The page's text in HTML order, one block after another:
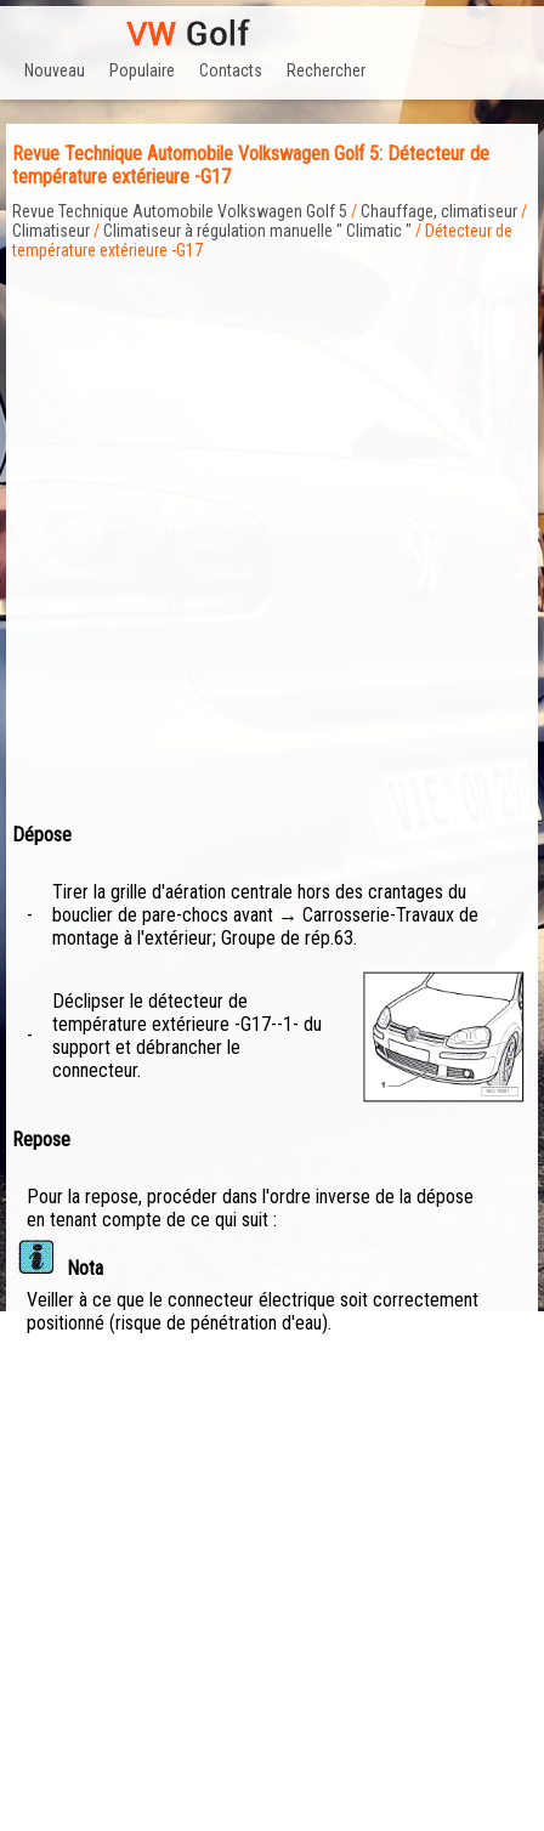
Nouveau Populaire Contacts Rechercher
Revue Technique Automobile Volkswagen Golf 5: Détecteur de
température extérieure -G17
Revue Technique Automobile Volkswagen Golf 5 /Chauffage, climatiseur/
Climatiseur/Climatiseur à régulation manuelle " Climatic " / Détecteur de
température extérieure -G17
Dépose
-
Tirer la grille d'aération centrale hors des crantages du
bouclier de pare-chocs avant → Carrosserie-Travaux de
montage à l'extérieur; Groupe de rép.63.
-
Déclipser le détecteur de
température extérieure -G17--1- du
support et débrancher le
connecteur.
Repose
Pour la repose, procéder dans l'ordre inverse de la dépose
en tenant compte de ce qui suit :
Nota
Veiller à ce que le connecteur électrique soit correctement
positionné (risque de pénétration d'eau).